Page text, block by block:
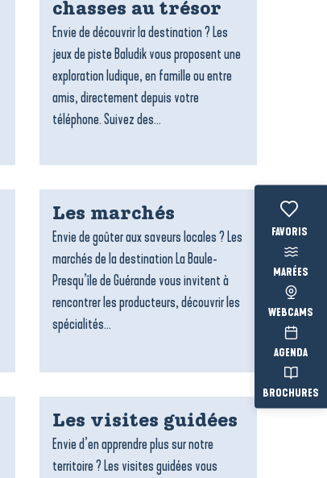
Voir les
MARÉES
WEBCAMS
AGENDA
BROCHURES
chasses au trésor
Envie de découvrir la destination ? Les
jeux de piste Baludik vous proposent une
exploration ludique, en famille ou entre
amis, directement depuis votre
téléphone. Suivez des...
Les marchés
Envie de goûter aux saveurs locales ? Les
marchés de la destination La Baule-
Presqu’île de Guérande vous invitent à
rencontrer les producteurs, découvrir les
spécialités...
Les visites guidées
Envie d’en apprendre plus sur notre
territoire ? Les visites guidées vous